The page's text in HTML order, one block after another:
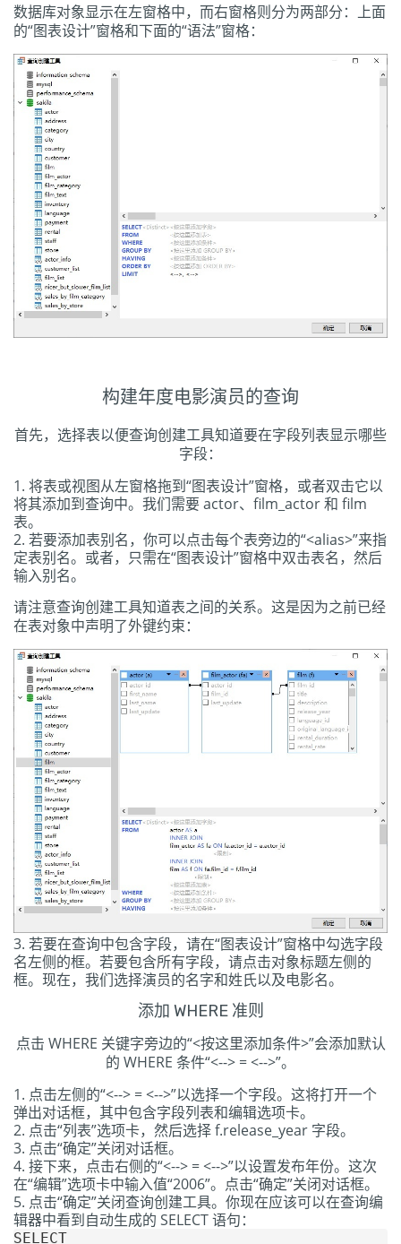
数据库对象显示在左窗格中，而右窗格则分为两部分：上面
的“图表设计”窗格和下面的“语法”窗格：
构建年度电影演员的查询
首先，选择表以便查询创建工具知道要在字段列表显示哪些
字段：
将表或视图从左窗格拖到“图表设计”窗格，或者双击它以
将其添加到查询中。我们需要 actor、film_actor 和 film
表。
若要添加表别名，你可以点击每个表旁边的“<alias>”来指
定表别名。或者，只需在“图表设计”窗格中双击表名，然后
输入别名。
请注意查询创建工具知道表之间的关系。这是因为之前已经
在表对象中声明了外键约束：
若要在查询中包含字段，请在“图表设计”窗格中勾选字段
名左侧的框。若要包含所有字段，请点击对象标题左侧的
框。现在，我们选择演员的名字和姓氏以及电影名。
添加 WHERE 准则
点击 WHERE 关键字旁边的“<按这里添加条件>”会添加默认
的 WHERE 条件“<--> = <-->”。
点击左侧的“<--> = <-->”以选择一个字段。这将打开一个
弹出对话框，其中包含字段列表和编辑选项卡。
点击“列表”选项卡，然后选择 f.release_year 字段。
点击“确定”关闭对话框。
接下来，点击右侧的“<--> = <-->”以设置发布年份。这次
在“编辑”选项卡中输入值“2006”。点击“确定”关闭对话框。
点击“确定”关闭查询创建工具。你现在应该可以在查询编
辑器中看到自动生成的 SELECT 语句：
SELECT